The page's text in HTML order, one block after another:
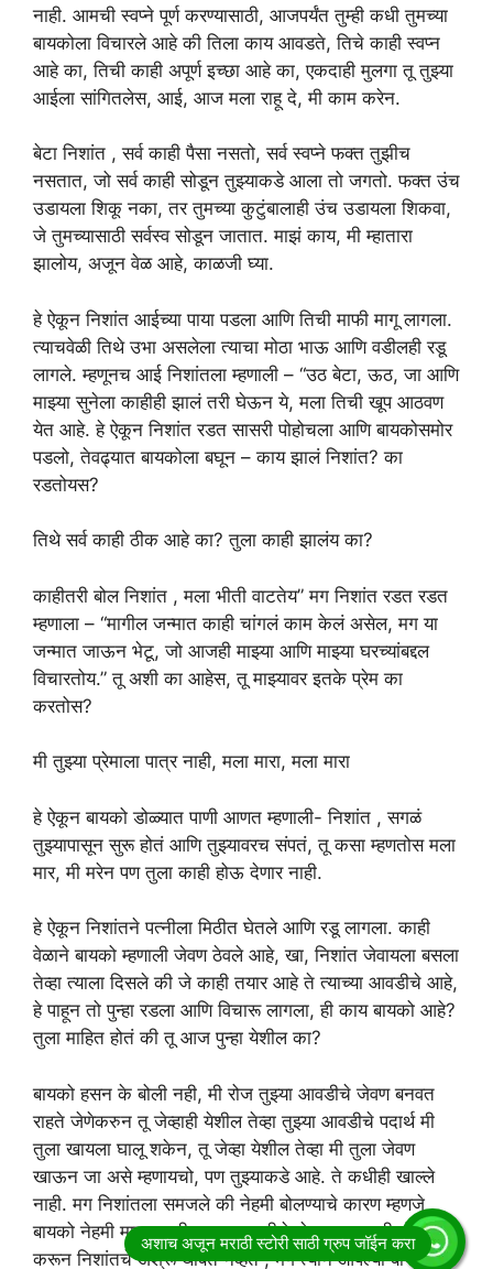
नाही. आमची स्वप्ने पूर्ण करण्यासाठी, आजपर्यंत तुम्ही कधी तुमच्या
बायकोला विचारले आहे की तिला काय आवडते, तिचे काही स्वप्न
आहे का, तिची काही अपूर्ण इच्छा आहे का, एकदाही मुलगा तू तुझ्या
आईला सांगितलेस, आई, आज मला राहू दे, मी काम करेन.
बेटा निशांत , सर्व काही पैसा नसतो, सर्व स्वप्ने फक्त तुझीच
नसतात, जो सर्व काही सोडून तुझ्याकडे आला तो जगतो. फक्त उंच
उडायला शिकू नका, तर तुमच्या कुटुंबालाही उंच उडायला शिकवा,
जे तुमच्यासाठी सर्वस्व सोडून जातात. माझं काय, मी म्हातारा
झालोय, अजून वेळ आहे, काळजी घ्या.
हे ऐकून निशांत आईच्या पाया पडला आणि तिची माफी मागू लागला.
त्याचवेळी तिथे उभा असलेला त्याचा मोठा भाऊ आणि वडीलही रडू
लागले. म्हणूनच आई निशांतला म्हणाली – “उठ बेटा, ऊठ, जा आणि
माझ्या सुनेला काहीही झालं तरी घेऊन ये, मला तिची खूप आठवण
येत आहे. हे ऐकून निशांत रडत सासरी पोहोचला आणि बायकोसमोर
पडलो, तेवढ्यात बायकोला बघून – काय झालं निशांत? का
रडतोयस?
तिथे सर्व काही ठीक आहे का? तुला काही झालंय का?
काहीतरी बोल निशांत , मला भीती वाटतेय” मग निशांत रडत रडत
म्हणाला – “मागील जन्मात काही चांगलं काम केलं असेल, मग या
जन्मात जाऊन भेटू, जो आजही माझ्या आणि माझ्या घरच्यांबद्दल
विचारतोय.” तू अशी का आहेस, तू माझ्यावर इतके प्रेम का
करतोस?
मी तुझ्या प्रेमाला पात्र नाही, मला मारा, मला मारा
हे ऐकून बायको डोळ्यात पाणी आणत म्हणाली- निशांत , सगळं
तुझ्यापासून सुरू होतं आणि तुझ्यावरच संपतं, तू कसा म्हणतोस मला
मार, मी मरेन पण तुला काही होऊ देणार नाही.
हे ऐकून निशांतने पत्नीला मिठीत घेतले आणि रडू लागला. काही
वेळाने बायको म्हणाली जेवण ठेवले आहे, खा, निशांत जेवायला बसला
तेव्हा त्याला दिसले की जे काही तयार आहे ते त्याच्या आवडीचे आहे,
हे पाहून तो पुन्हा रडला आणि विचारू लागला, ही काय बायको आहे?
तुला माहित होतं की तू आज पुन्हा येशील का?
बायको हसन के बोली नही, मी रोज तुझ्या आवडीचे जेवण बनवत
राहते जेणेकरुन तू जेव्हाही येशील तेव्हा तुझ्या आवडीचे पदार्थ मी
तुला खायला घालू शकेन, तू जेव्हा येशील तेव्हा मी तुला जेवण
खाऊन जा असे म्हणायचो, पण तुझ्याकडे आहे. ते कधीही खाल्ले
नाही. मग निशांतला समजले की नेहमी बोलण्याचे कारण म्हणजे
बायको नेहमी माझ्यासाठी माझ्या आवडीचे जेवण बनवायची. हे विचार
करून निशांतचे अश्रू थांबत नव्हते , मग त्याने आपल्या बायकोला